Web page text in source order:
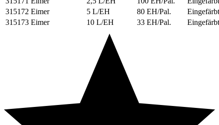
315172 Eimer 5 L/EH 80 EH/Pal.
Eingefärbt
315173 Eimer 10 L/EH 33 EH/Pal. Eingefärbt